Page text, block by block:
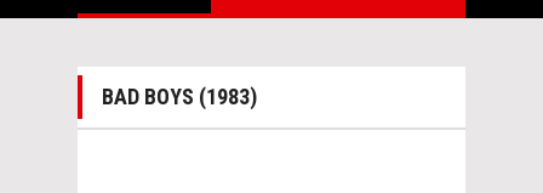
BAD BOYS (1983)